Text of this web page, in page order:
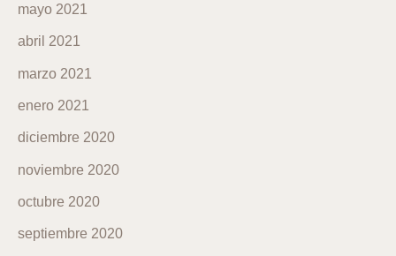
mayo 2021
abril 2021
marzo 2021
enero 2021
diciembre 2020
noviembre 2020
octubre 2020
septiembre 2020